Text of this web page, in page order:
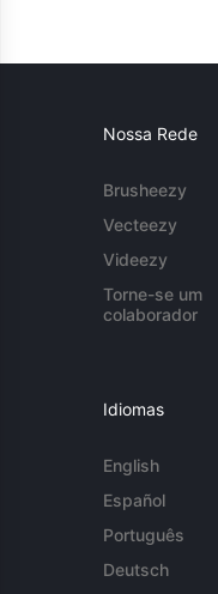
Nossa Rede
Brusheezy
Vecteezy
Videezy
Torne-se um
colaborador
Idiomas
English
Español
Português
Deutsch